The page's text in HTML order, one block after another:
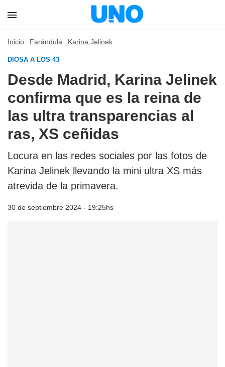
Inicio Farándula Karina Jelinek
DIOSA A LOS 43
Desde Madrid, Karina Jelinek
confirma que es la reina de
las ultra transparencias al
ras, XS ceñidas
Locura en las redes sociales por las fotos de
Karina Jelinek llevando la mini ultra XS más
atrevida de la primavera.
30 de septiembre 2024 - 19:25hs